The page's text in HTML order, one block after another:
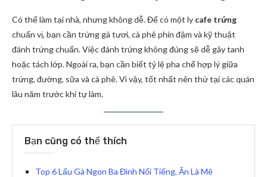
Có thể làm tại nhà, nhưng không dễ. Để có một ly cafe trứng
chuẩn vị, bạn cần trứng gà tươi, cà phê phin đậm và kỹ thuật
đánh trứng chuẩn. Việc đánh trứng không đúng sẽ dễ gây tanh
hoặc tách lớp. Ngoài ra, bạn cần biết tỷ lệ pha chế hợp lý giữa
trứng, đường, sữa và cà phê. Vì vậy, tốt nhất nên thử tại các quán
lâu năm trước khi tự làm.
Bạn cũng có thể thích
Top 6 Lẩu Gà Ngon Ba Đình Nổi Tiếng, Ăn Là Mê